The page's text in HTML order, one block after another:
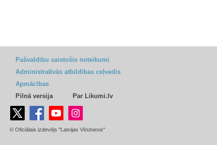
Pašvaldību saistošie noteikumi
Administratīvās atbildības ceļvedis
Apmācības
Pilnā versija
Par Likumi.lv
© Oficiālais izdevējs "Latvijas Vēstnesis"